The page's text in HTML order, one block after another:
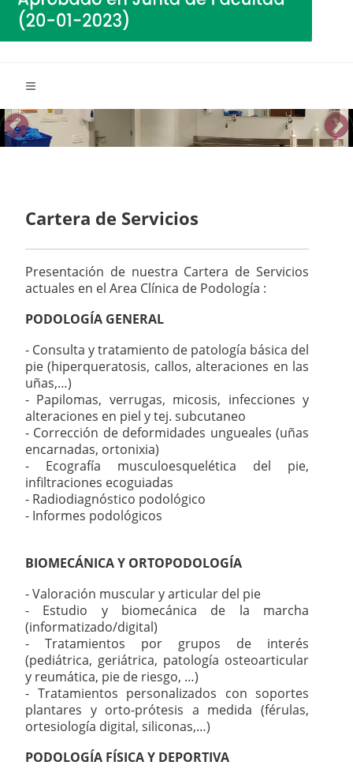
Cartera de Servicios
Presentación de nuestra Cartera de Servicios
actuales en el Area Clínica de Podología :
PODOLOGÍA GENERAL
- Consulta y tratamiento de patología básica del
pie (hiperqueratosis, callos, alteraciones en las
uñas,…)
- Papilomas, verrugas, micosis, infecciones y
alteraciones en piel y tej. subcutaneo
- Corrección de deformidades ungueales (uñas
encarnadas, ortonixia)
- Ecografía musculoesquelética del pie,
infiltraciones ecoguiadas
- Radiodiagnóstico podológico
- Informes podológicos
BIOMECÁNICA Y ORTOPODOLOGÍA
- Valoración muscular y articular del pie
- Estudio y biomecánica de la marcha
(informatizado/digital)
- Tratamientos por grupos de interés
(pediátrica, geriátrica, patología osteoarticular
y reumática, pie de riesgo, …)
- Tratamientos personalizados con soportes
plantares y orto-prótesis a medida (férulas,
ortesiología digital, siliconas,…)
PODOLOGÍA FÍSICA Y DEPORTIVA